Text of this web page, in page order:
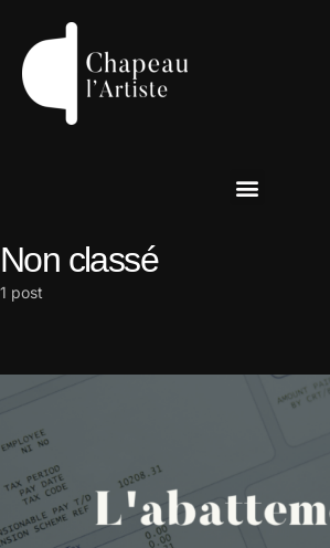
Non classé
1 post